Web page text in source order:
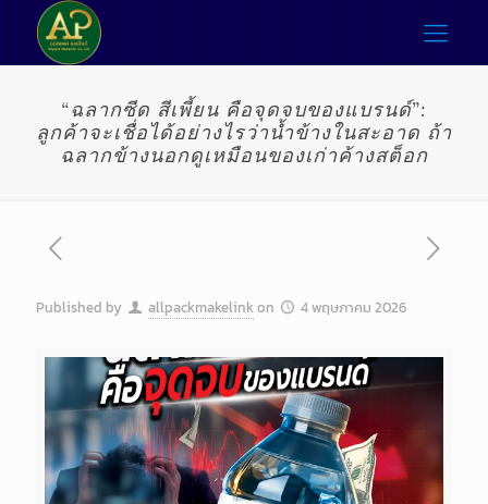
“ฉลากซีด สีเพี้ยน คือจุดจบของแบรนด์”:
ลูกค้าจะเชื่อได้อย่างไรว่าน้ำข้างในสะอาด ถ้า
ฉลากข้างนอกดูเหมือนของเก่าค้างสต็อก
Published by allpackmakelink on 4 พฤษภาคม 2026